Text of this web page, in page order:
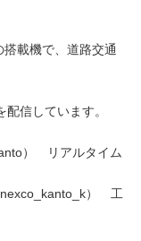
載機で、道路交通
信しています。
） リアルタイム
） 工